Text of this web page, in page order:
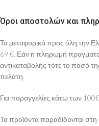
Όροι αποστολών και
Τα μεταφορικά προς όλη την
69 €. Εάν η πληρωμή
αντικαταβολής τότε το ποσό
πελάτη.
Για παραγγελίες κάτω των
Τα προϊόντα παραδίδονται